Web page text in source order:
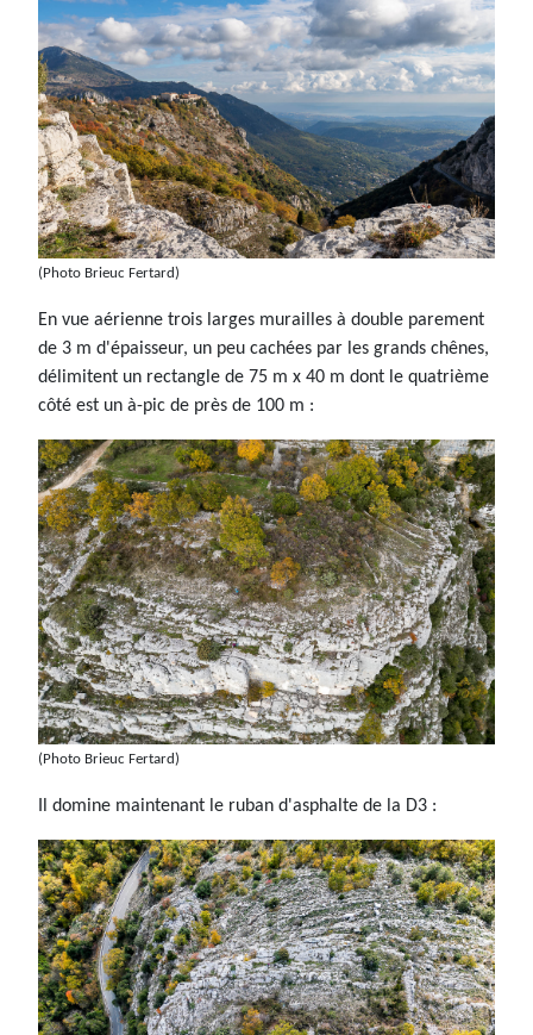
(Photo Brieuc Fertard)
En vue aérienne trois larges murailles à double parement
de 3 m d'épaisseur, un peu cachées par les grands chênes,
délimitent un rectangle de 75 m x 40 m dont le quatrième
côté est un à-pic de près de 100 m :
(Photo Brieuc Fertard)
Il domine maintenant le ruban d'asphalte de la D3 :